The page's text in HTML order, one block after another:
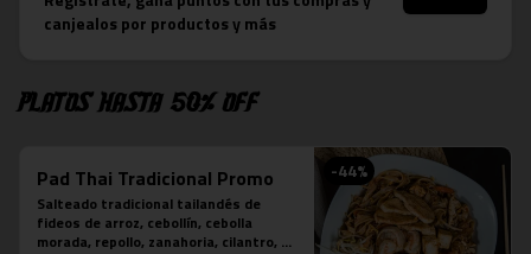
canjealos por productos y más
Platos hasta 50% OFF
-44%
Pad Thai Tradicional Promo
Salteado tradicional tailandés de
fideos de arroz, cebollín, cebolla
morada, repollo, zanahoria, cilantro,